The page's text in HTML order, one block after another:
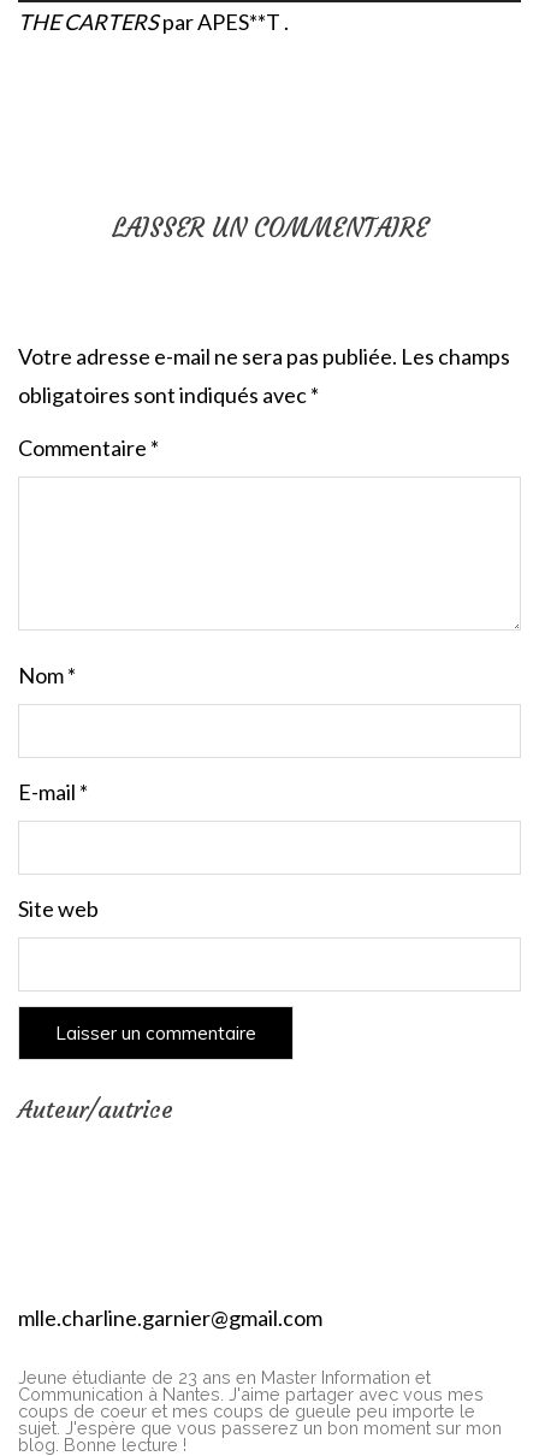
THE CARTERSpar APES**T .
LAISSER UN COMMENTAIRE
Votre adresse e-mail ne sera pas publiée. Les champs
obligatoires sont indiqués avec*
Commentaire *
Nom*
E-mail *
Site web
Auteur/autrice
mlle.charline.garnier@gmail.com
Jeune étudiante de 23 ans en Master Information et
Communication à Nantes. J'aime partager avec vous mes
coups de coeur et mes coups de gueule peu importe le
sujet. J'espère que vous passerez un bon moment sur mon
blog. Bonne lecture !